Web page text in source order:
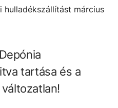
hulladékszállítást március
tartása és a